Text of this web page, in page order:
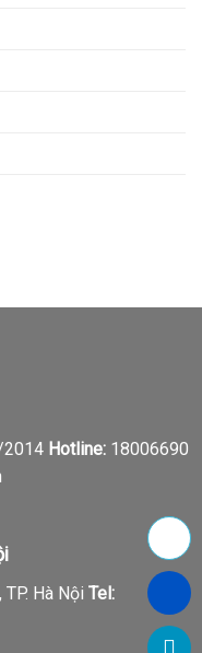
Hotline:18006690
Hà Nội Tel: